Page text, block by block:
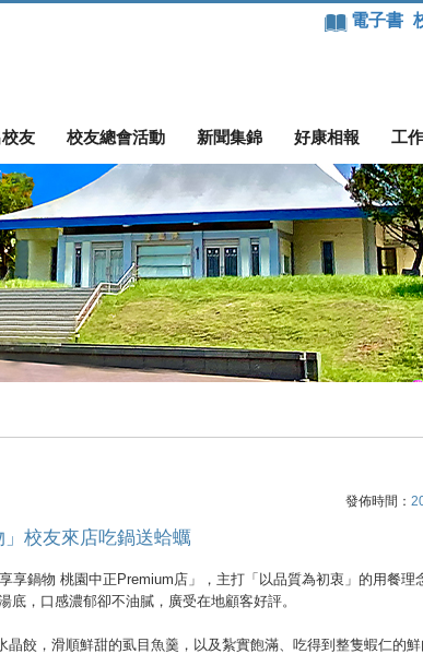
電子書
友 校友總會活動 新聞集錦 好康相報 工
發佈時間：
」校友來店吃鍋送蛤蠣
享鍋物 桃園中正Premium店」，主打「以品質為初衷」的用餐理
，口感濃郁卻不油膩，廣受在地顧客好評。
餃，滑順鮮甜的虱目魚羹，以及紮實飽滿、吃得到整隻蝦仁的